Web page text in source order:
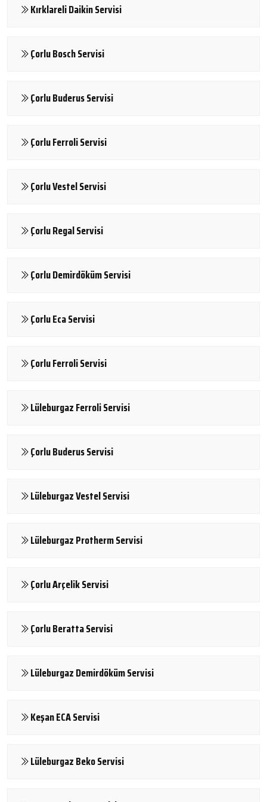
Kırklareli Daikin Servisi
Çorlu Bosch Servisi
Çorlu Buderus Servisi
Çorlu Ferroli Servisi
Çorlu Vestel Servisi
Çorlu Regal Servisi
Çorlu Demirdöküm Servisi
Çorlu Eca Servisi
Çorlu Ferroli Servisi
Lüleburgaz Ferroli Servisi
Çorlu Buderus Servisi
Lüleburgaz Vestel Servisi
Lüleburgaz Protherm Servisi
Çorlu Arçelik Servisi
Çorlu Beratta Servisi
Lüleburgaz Demirdöküm Servisi
Keşan ECA Servisi
Lüleburgaz Beko Servisi